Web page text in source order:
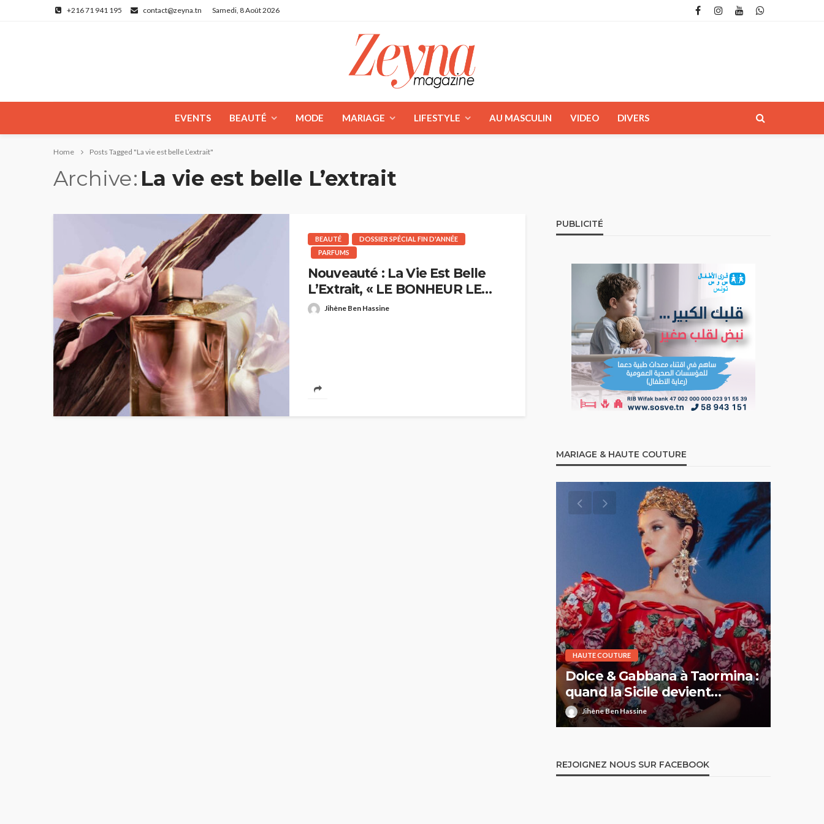
+216 71 941 195 contact@zeyna.tn Samedi, 8 Août 2026
EVENTS BEAUTÉ MODE MARIAGE LIFESTYLE AU MASCULIN VIDEO DIVERS
Home Posts Tagged "La vie est belle L’extrait"
Archive La vie est belle L’extrait
BEAUTÉ
DOSSIER SPÉCIAL FIN D'ANNÉE
PARFUMS
Nouveauté : La Vie Est Belle
L’Extrait, « LE BONHEUR LE
PLUS PRECIEUX » de Lancôme
Jihène Ben Hassine
PUBLICITÉ
MARIAGE & HAUTE COUTURE
HAUTE COUTURE
Dolce & Gabbana à Taormina :
quand la Sicile devient
l’Olympe
Jihène Ben Hassine
REJOIGNEZ NOUS SUR FACEBOOK